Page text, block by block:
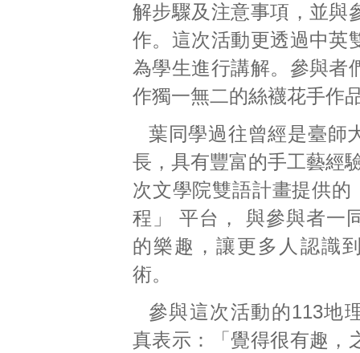
解步驟及注意事項，並與
作。這次活動更透過中英
為學生進行講解。參與者
作獨一無二的絲襪花手作
葉同學過往曾經是臺師
長，具有豐富的手工藝經
次文學院雙語計畫提供的
程」 平台， 與參與者一
的樂趣，讓更多人認識
術。
參與這次活動的113地
真表示：「覺得很有趣，